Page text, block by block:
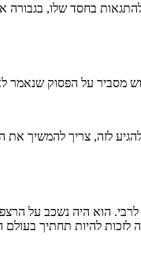
בחסד שלו, בגבורה
מסביר על הפסוק שנאמר
לזה, צריך להמשיך את
לרבי. הוא היה נשכב על
לזכות להיות תחתיך